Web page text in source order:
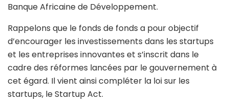
Banque Africaine de Développement.
Rappelons que le fonds de fonds a pour objectif
d’encourager les investissements dans les startups
et les entreprises innovantes et s’inscrit dans le
cadre des réformes lancées par le gouvernement à
cet égard. Il vient ainsi compléter la loi sur les
startups, le Startup Act.